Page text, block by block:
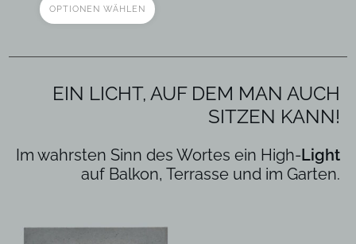
OPTIONEN WÄHLEN
EIN LICHT, AUF DEM MAN AUCH
SITZEN KANN!
Im wahrsten Sinn des Wortes ein High-Light
auf Balkon, Terrasse und im Garten.
Dieses